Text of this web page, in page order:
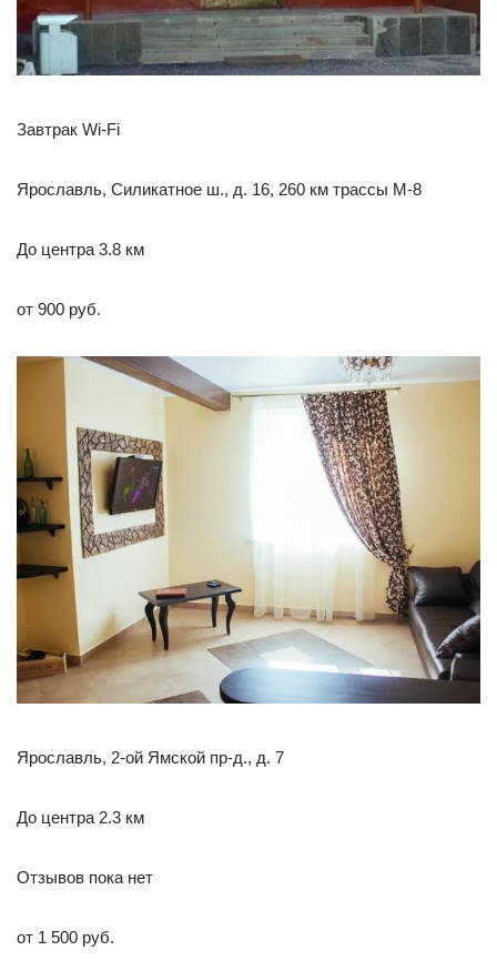
Завтрак Wi-Fi
Ярославль, Силикатное ш., д. 16, 260 км трассы М-8
До центра 3.8 км
от 900 руб.
Ярославль, 2-ой Ямской пр-д., д. 7
До центра 2.3 км
Отзывов пока нет
от 1 500 руб.